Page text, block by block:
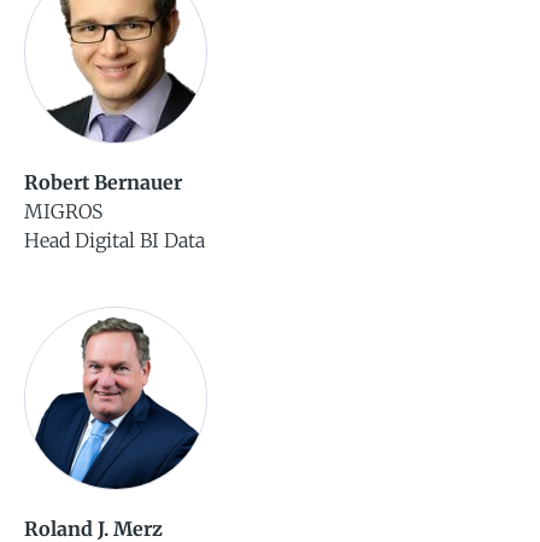
Robert Bernauer
MIGROS
Head Digital BI Data
Roland J. Merz